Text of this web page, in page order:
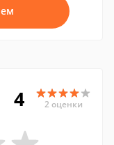
4 2 оценки